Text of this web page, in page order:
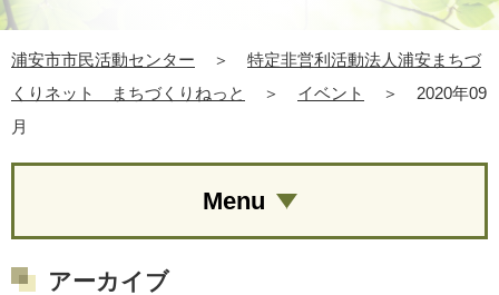
浦安市市民活動センター ＞
特定非営利活動法人浦安まちづ
くりネット まちづくりねっと
＞ イベント ＞
2020年09
月
Menu
アーカイブ